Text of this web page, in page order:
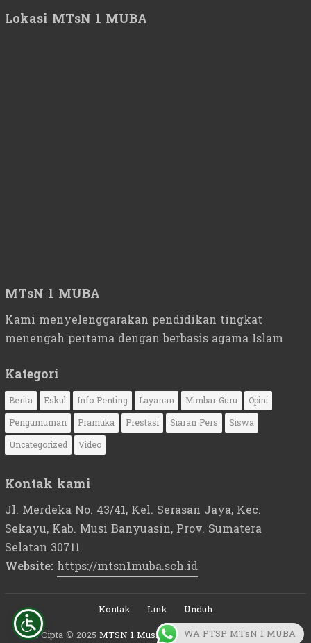
Lokasi MTsN 1 MUBA
MTsN 1 MUBA
Kami menyelenggarakan pendidikan tingkat
menengah pertama dengan berbasis agama Islam
Kategori
Berita Eskul Info Penting Layanan Mimbar Guru
Opini
Pengumuman
Pramuka Prestasi Siaran Pers
Siswa
Uncategorized
Video
Kontak kami
Jl. Merdeka No. 43/41, Kel. Serasan Jaya, Kec.
Sekayu, Kab. Musi Banyuasin, Prov. Sumatera
Selatan 30711
Website: https://mtsn1muba.sch.id
Kontak Link
Unduh
Hak Cipta © 2025 MTSN 1 Musi Banyuasin - Sumatera Selatan
WA PTSP MTsN 1 MUBA